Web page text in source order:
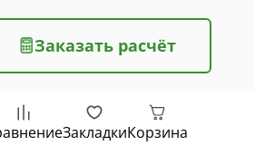
Заказать расчёт
ЗакладкиКорзина